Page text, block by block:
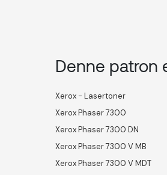
Denne patron
Xerox - Lasertoner
Xerox Phaser 7300
Xerox Phaser 7300 DN
Xerox Phaser 7300 V MB
Xerox Phaser 7300 V MDT